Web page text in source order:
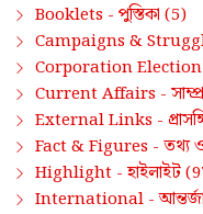
Booklets - পুস্তিকা (5)
Campaigns &
Corporation
Current Affairs -
External Links -
Fact & Figures - তথ্য
Highlight -হাইলাইট
International -